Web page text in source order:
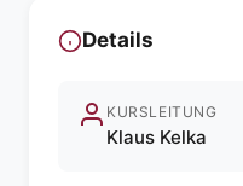
Details
KURSLEITUNG
Klaus Kelka